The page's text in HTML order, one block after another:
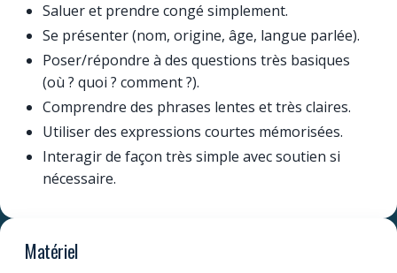
Saluer et prendre congé simplement.
Se présenter (nom, origine, âge, langue parlée).
Poser/répondre à des questions très basiques
(où ? quoi ? comment ?).
Comprendre des phrases lentes et très claires.
Utiliser des expressions courtes mémorisées.
Interagir de façon très simple avec soutien si
nécessaire.
Matériel